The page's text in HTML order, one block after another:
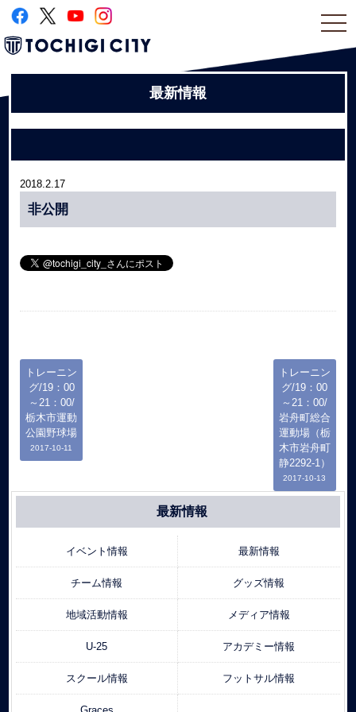
最新情報
2018.2.17
非公開
トレーニン
グ/19：00
～21：00/
栃木市運動
公園野球場
2017-10-11
トレーニン
グ/19：00
～21：00/
岩舟町総合
運動場（栃
木市岩舟町
静2292-1）
2017-10-13
最新情報
イベント情報 最新情報
チーム情報 グッズ情報
地域活動情報 メディア情報
U-25 アカデミー情報
スクール情報 フットサル情報